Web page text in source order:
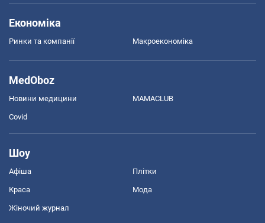
Економіка
Ринки та компанії Макроекономіка
MedOboz
Новини медицини MAMACLUB
Covid
Шоу
Афіша Плітки
Краса Мода
Жіночий журнал